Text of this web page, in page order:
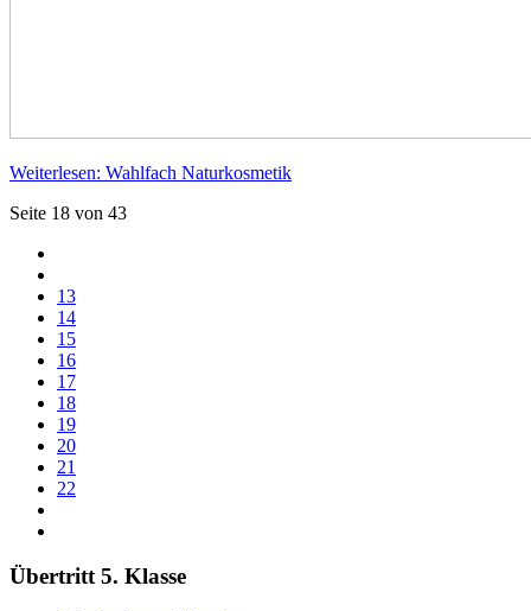
Weiterlesen: Wahlfach Naturkosmetik
Seite 18 von 43
13
14
15
16
17
18
19
20
21
22
Übertritt 5. Klasse